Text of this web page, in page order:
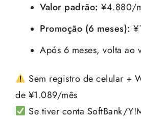
Valor padrão: ¥4.880/
Promoção (6 meses):
Após 6 meses, volta ao
Sem registro de celular +
de ¥1.089/mês
Se tiver conta SoftBank/